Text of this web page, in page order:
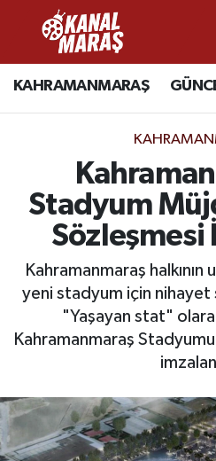
KAHRAMANMARAŞ
Stadyum
Sözleşmesi
Kahramanmaraş
yeni stadyum için nihayet
"Yaşayan stat"
Kahramanmaraş
CANLI YAYIN
KAHRAMANMARAŞ
SPOR
SİYASET
EKONOMİ
GÜNDEM
SAĞLIK
Kahramanmaraş
Kahramanmaraş Hava
Kahramanmaraş Trafik
Süper Lig Puan
Tüm Manşetler
Son Dakika Haberleri